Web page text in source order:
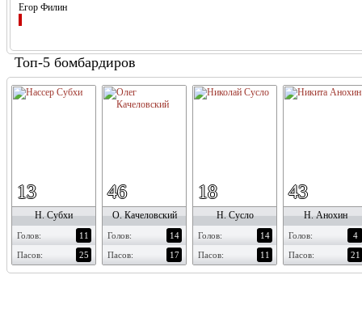
Егор Филин
Топ-5 бомбардиров
13
Н. Субхи
Голов:
11
Пасов:
25
46
О. Качеловский
Голов:
14
Пасов:
17
18
Н. Сусло
Голов:
14
Пасов:
11
43
Н. Анохин
Голов:
4
Пасов:
21